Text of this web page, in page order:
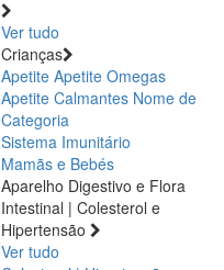
Ver tudo
Crianças
Apetite Apetite Omegas
Apetite Calmantes Nome de
Categoria
Sistema Imunitário
Mamãs e Bebés
Aparelho Digestivo e Flora
Intestinal | Colesterol e
Hipertensão
Ver tudo